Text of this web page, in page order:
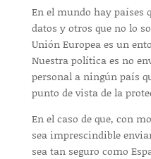
En el mundo hay países
datos y otros que no lo
Unión Europea es un
Nuestra política es no
personal a ningún país
punto de vista de la
En el caso de que, con
sea imprescindible
sea tan seguro como